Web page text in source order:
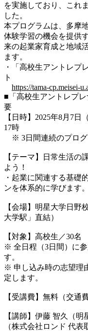
を実施しており、これ
した。
本プログラムは、多摩
体験学習の機会を提供
来の起業家育成と地域
ます。
・「高校生アントレプ
ト
https://tama-cp.meisei-
■「高校生アントレプ
要
【日時】2025年8月7日
17時
※ 3日間連続のプログ
【テーマ】日常生活の
よう！
・起業に関連する基礎
ンを体系的に学びます。
【会場】明星大学日野
大学駅」直結）
【対象】高校生／30名
※ 全日程（3日間）に
す。
※ 申し込み時の志望理
定します。
【受講費】無料（交通
【講師】伊藤 智久（
（株式会社ロンド 代表